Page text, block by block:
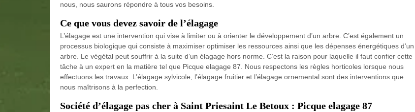
nous, nous saurons répondre à tous vos besoins.
Ce que vous devez savoir de l’élagage
L’élagage est une intervention qui vise à limiter ou à orienter le développement d’un arbre. C’est également un
processus biologique qui consiste à maximiser optimiser les ressources ainsi que les dépenses énergétiques d’un
arbre. Le végétal peut souffrir à la suite d’un élagage hors norme. C’est la raison pour laquelle il faut confier cette
tâche à un expert en la matière tel que Picque elagage 87. Nous respectons les règles horticoles lorsque nous
effectuons les travaux. L’élagage sylvicole, l’élagage fruitier et l’élagage ornemental sont des interventions que
nous maîtrisons à la perfection.
Société d’élagage pas cher à Saint Priesaint Le Betoux : Picque elagage 87